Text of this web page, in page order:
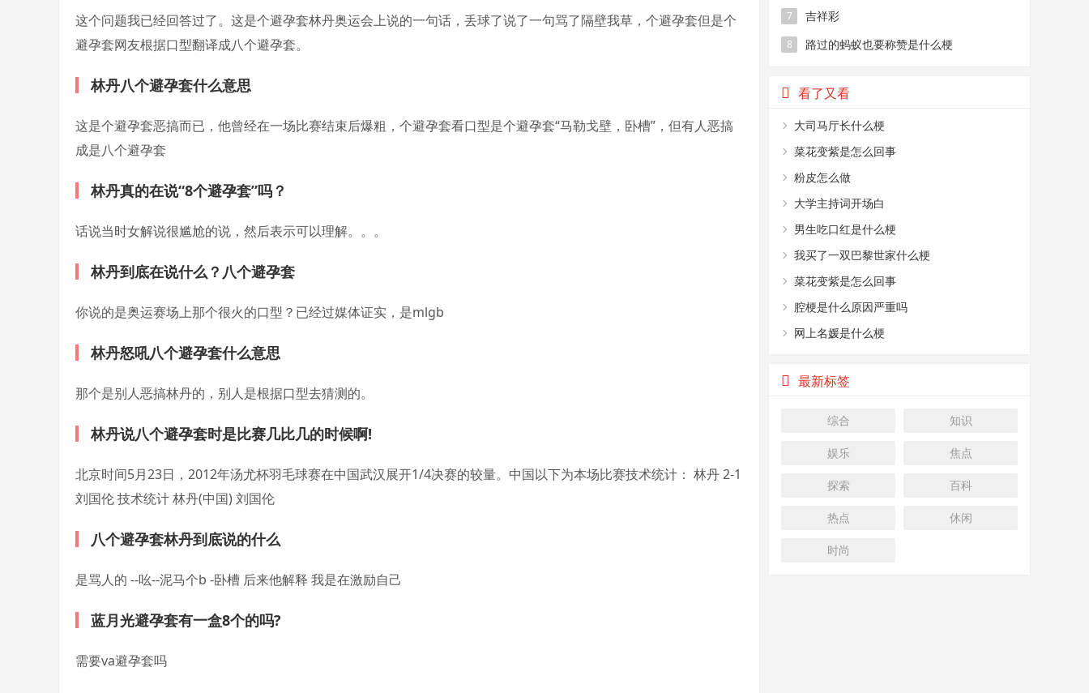
这个问题我已经回答过了。这是个避孕套林丹奥运会上说的一句话，丢球了说了一句骂了隔壁我草，个避孕套但是个
避孕套网友根据口型翻译成八个避孕套。
林丹八个避孕套什么意思
这是个避孕套恶搞而已，他曾经在一场比赛结束后爆粗，个避孕套看口型是个避孕套“马勒戈壁，卧槽”，但有人恶搞
成是八个避孕套
林丹真的在说“8个避孕套”吗？
话说当时女解说很尴尬的说，然后表示可以理解。。。
林丹到底在说什么？八个避孕套
你说的是奥运赛场上那个很火的口型？已经过媒体证实，是mlgb
林丹怒吼八个避孕套什么意思
那个是别人恶搞林丹的，别人是根据口型去猜测的。
林丹说八个避孕套时是比赛几比几的时候啊!
北京时间5月23日，2012年汤尤杯羽毛球赛在中国武汉展开1/4决赛的较量。中国以下为本场比赛技术统计： 林丹 2-1
刘国伦 技术统计 林丹(中国) 刘国伦
八个避孕套林丹到底说的什么
是骂人的 --吆--泥马个b -卧槽 后来他解释 我是在激励自己
蓝月光避孕套有一盒8个的吗?
需要va避孕套吗
7 吉祥彩
8 路过的蚂蚁也要称赞是什么梗
看了又看
大司马厅长什么梗
菜花变紫是怎么回事
粉皮怎么做
大学主持词开场白
男生吃口红是什么梗
我买了一双巴黎世家什么梗
菜花变紫是怎么回事
腔梗是什么原因严重吗
网上名媛是什么梗
最新标签
综合 知识
娱乐 焦点
探索 百科
热点 休闲
时尚